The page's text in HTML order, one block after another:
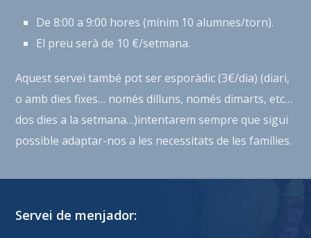
De 8:00 a 9:00 hores (mínim 10 alumnes/torn).
El preu serà de 10 €/setmana.
Aquest servei també pot ser esporàdic (3€/dia) (diari,
o amb dies fixes… només dilluns, només dimarts, etc…
dos dies a la setmana…)intentarem sempre que sigui
possible adaptar-nos a les necessitats de les famílies.
Servei de menjador: